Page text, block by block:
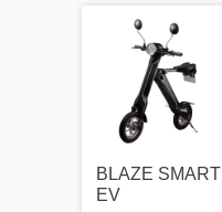
BLAZE SMART
EV